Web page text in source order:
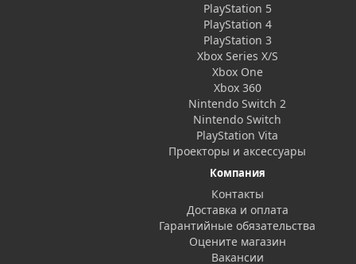
PlayStation 5
PlayStation 4
PlayStation 3
Xbox Series X/S
Xbox One
Xbox 360
Nintendo Switch 2
Nintendo Switch
PlayStation Vita
Проекторы и аксессуары
Компания
Контакты
Доставка и оплата
Гарантийные обязательства
Оцените магазин
Вакансии